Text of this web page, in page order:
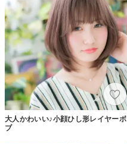
大人かわいい♪小顔ひし形レイヤーボ
ブ